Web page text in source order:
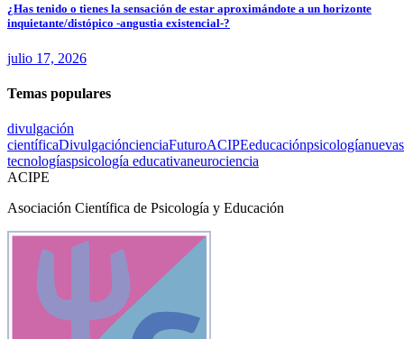
¿Has tenido o tienes la sensación de estar aproximándote a un horizonte
inquietante/distópico -angustia existencial-?
julio 17, 2026
Temas populares
divulgación
científicaDivulgacióncienciaFuturoACIPEeducaciónpsicologíanuevas
tecnologíaspsicología educativaneurociencia
ACIPE
Asociación Científica de Psicología y Educación